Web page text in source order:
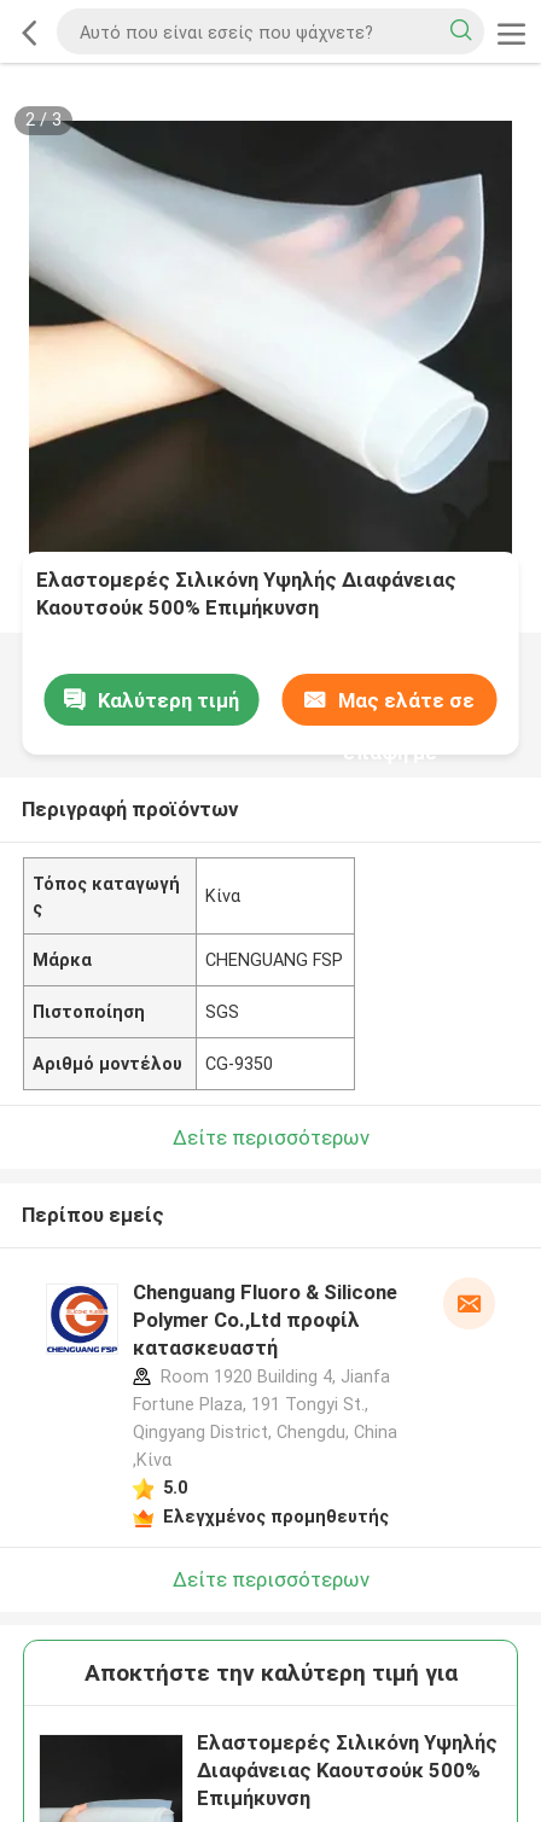
2/3
Ελαστομερές Σιλικόνη Υψηλής Διαφάνειας
Καουτσούκ 500% Επιμήκυνση
Καλύτερη τιμή Μας ελάτε σε
επαφή με
Περιγραφή προϊόντων
Τόπος καταγωγή
ς
Κίνα
Μάρκα CHENGUANG FSP
Πιστοποίηση SGS
Αριθμό μοντέλου CG-9350
Δείτε περισσότερων
Περίπου εμείς
Chenguang Fluoro & Silicone
Polymer Co.,Ltd προφίλ
κατασκευαστή
Room 1920 Building 4, Jianfa
Fortune Plaza, 191 Tongyi St.,
Qingyang District, Chengdu, China
,Κίνα
5.0
Ελεγχμένος προμηθευτής
Δείτε περισσότερων
Αποκτήστε την καλύτερη τιμή για
Ελαστομερές Σιλικόνη Υψηλής
Διαφάνειας Καουτσούκ 500%
Επιμήκυνση